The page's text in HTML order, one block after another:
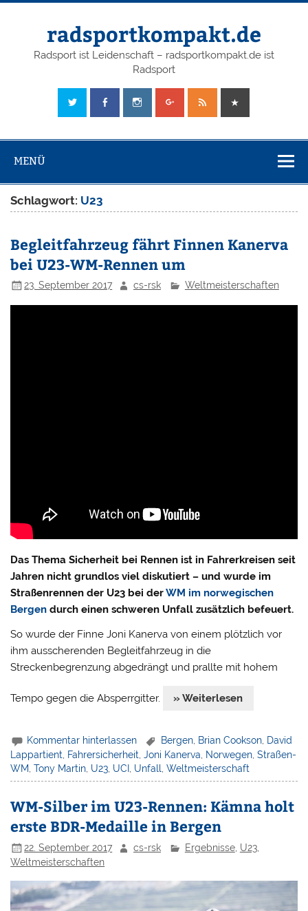
radsportkompakt.de
Radsport ist Leidenschaft – radsportkompakt.de ist
Radsport
MENÜ
Schlagwort: U23
Begleitfahrzeug fährt Finnen Kanerva
bei U23-WM-Rennen um
23. September 2017 cs-rsk Weltmeisterschaften
Das Thema Sicherheit bei Rennen ist in Fahrerkreisen seit
Jahren nicht grundlos viel diskutiert – und wurde im
Straßenrennen der U23 bei derWM im norwegischen
Bergen durch einen schweren Unfall zusätzlich befeuert.
So wurde der Finne Joni Kanerva von einem plötzlich vor
ihm ausscherenden Begleitfahrzeug in die
Streckenbegrenzung abgedrängt und prallte mit hohem
Tempo gegen die Absperrgitter. » Weiterlesen
Kommentar hinterlassen Bergen Brian Cookson David
Lappartient
Fahrersicherheit ,Joni Kanerva Norwegen ,Straßen-
WM ,Tony Martin U23 UCI Unfall ,Weltmeisterschaft
WM-Silber im U23-Rennen: Kämna holt
erste BDR-Medaille in Bergen
22. September 2017 cs-rsk Ergebnisse, U23,
Weltmeisterschaften